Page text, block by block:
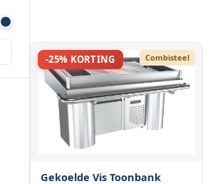
-25% KORTING Combisteel
Gekoelde Vis Toonbank